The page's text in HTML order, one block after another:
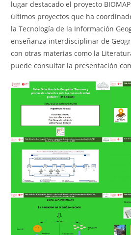
lugar destacado el proyecto
últimos proyectos que ha
la Tecnología de la Información
enseñanza interdisciplinar de
con otras materias como la
puede consultar la presentación